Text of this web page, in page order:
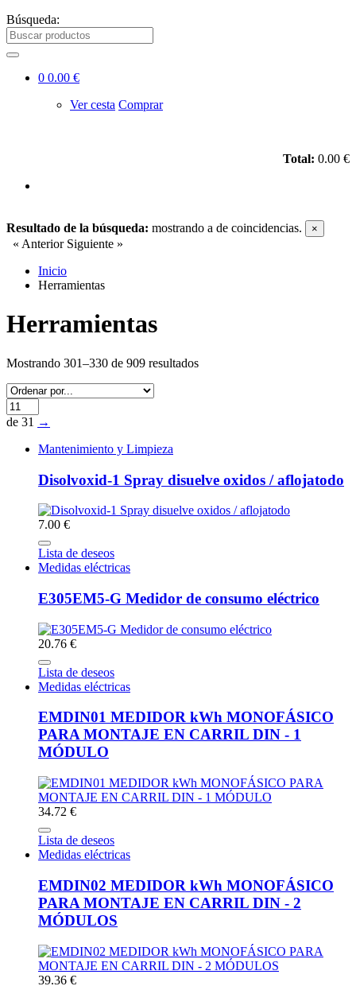
Búsqueda:
0 0.00 €
Ver cesta Comprar
Total: 0.00 €
Resultado de la búsqueda: mostrando a de coincidencias. ×
« Anterior Siguiente »
Inicio
Herramientas
Herramientas
Mostrando 301–330 de 909 resultados
de 31 →
Mantenimiento y Limpieza
Disolvoxid-1 Spray disuelve oxidos / aflojatodo
7.00 €
Lista de deseos
Medidas eléctricas
E305EM5-G Medidor de consumo eléctrico
20.76 €
Lista de deseos
Medidas eléctricas
EMDIN01 MEDIDOR kWh MONOFÁSICO
PARA MONTAJE EN CARRIL DIN - 1
MÓDULO
34.72 €
Lista de deseos
Medidas eléctricas
EMDIN02 MEDIDOR kWh MONOFÁSICO
PARA MONTAJE EN CARRIL DIN - 2
MÓDULOS
39.36 €